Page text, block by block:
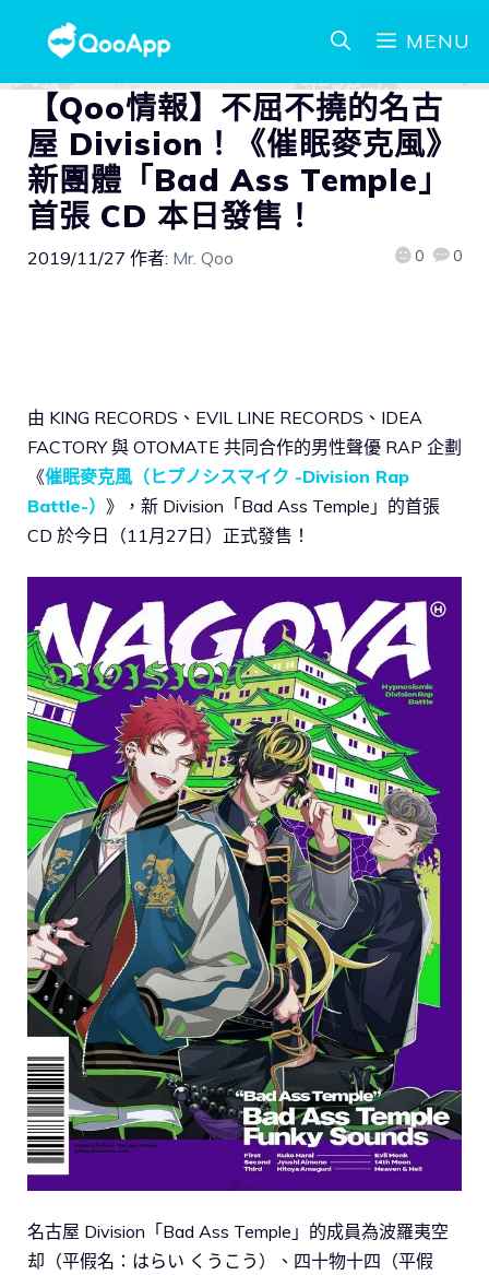
MENU
【Qoo情報】不屈不撓的名古
屋 Division！《催眠麥克風》
新團體「Bad Ass Temple」
首張 CD 本日發售！
2019/11/27 作者: Mr. Qoo 0 0
由 KING RECORDS、EVIL LINE RECORDS、IDEA
FACTORY 與 OTOMATE 共同合作的男性聲優 RAP 企劃
《催眠麥克風（ヒプノシスマイク -Division Rap
Battle-） 》，新 Division「Bad Ass Temple」的首張
CD 於今日（11月27日）正式發售！
名古屋 Division「Bad Ass Temple」的成員為波羅夷空
却（平假名：はらい くうこう）、四十物十四（平假